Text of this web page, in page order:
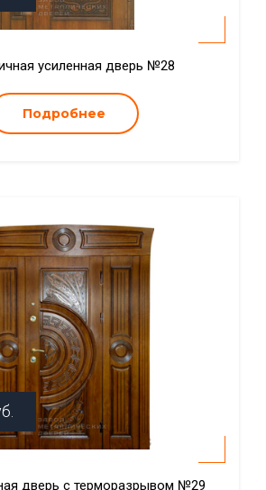
усиленная дверь №28
Подробнее
дверь с терморазрывом №29